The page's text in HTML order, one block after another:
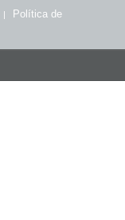
|
Política de